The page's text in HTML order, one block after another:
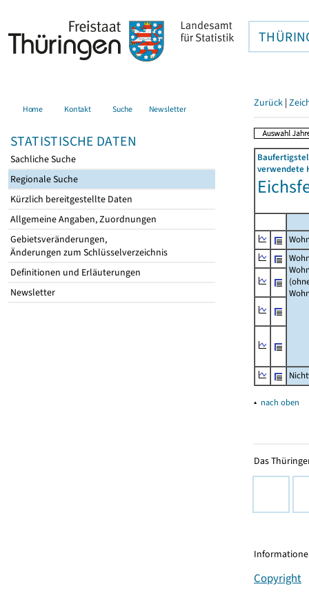
Home Kontakt Suche Newsletter
STATISTISCHE DATEN
Sachliche Suche
Regionale Suche
Kürzlich bereitgestellte Daten
Allgemeine Angaben, Zuordnungen
Gebietsveränderungen,
Änderungen zum Schlüsselverzeichnis
Definitionen und Erläuterungen
Newsletter
Zurück |
verwendete
▴ nach oben
Das
Copyright